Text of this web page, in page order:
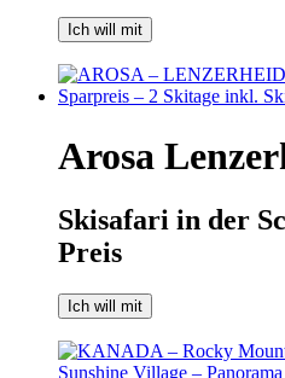
Ich will mit
Arosa
Skisafari in der
Preis
Ich will mit